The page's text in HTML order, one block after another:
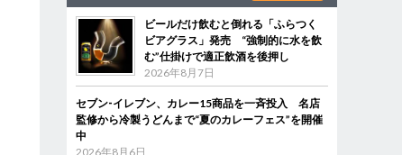
ビールだけ飲むと倒れる「ふらつく
ビアグラス」発売 “強制的に水を飲
む”仕掛けで適正飲酒を後押し
2026年8月7日
セブン‐イレブン、カレー15商品を一斉投入 名店
監修から冷製うどんまで“夏のカレーフェス”を開催
中
2026年8月6日